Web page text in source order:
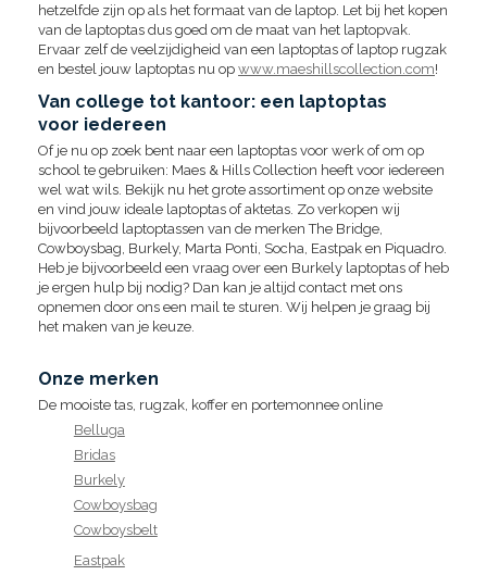
hetzelfde zijn op als het formaat van de laptop. Let bij het kopen
van de laptoptas dus goed om de maat van het laptopvak.
Ervaar zelf de veelzijdigheid van een laptoptas of laptop rugzak
en bestel jouw laptoptas nu op www.maeshillscollection.com!
Van college tot kantoor: een laptoptas
voor iedereen
Of je nu op zoek bent naar een laptoptas voor werk of om op
school te gebruiken: Maes & Hills Collection heeft voor iedereen
wel wat wils. Bekijk nu het grote assortiment op onze website
en vind jouw ideale laptoptas of aktetas. Zo verkopen wij
bijvoorbeeld laptoptassen van de merken The Bridge,
Cowboysbag, Burkely, Marta Ponti, Socha, Eastpak en Piquadro.
Heb je bijvoorbeeld een vraag over een Burkely laptoptas of heb
je ergen hulp bij nodig? Dan kan je altijd contact met ons
opnemen door ons een mail te sturen. Wij helpen je graag bij
het maken van je keuze.
Onze merken
De mooiste tas, rugzak, koffer en portemonnee online
Belluga
Bridas
Burkely
Cowboysbag
Cowboysbelt
Eastpak